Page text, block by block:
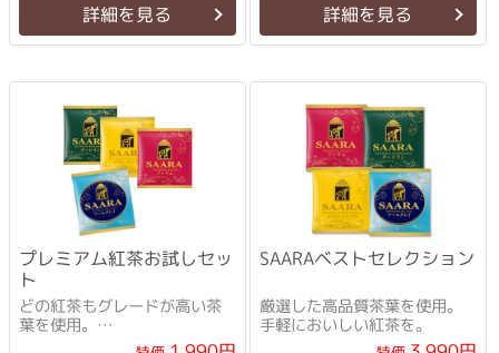
詳細を見る 詳細を見る
プレミアム紅茶お試しセッ
ト
どの紅茶もグレードが高い茶
葉を使用。
今までの紅茶にはきっと戻れ
SAARAベストセレクション
厳選した高品質茶葉を使用。
手軽においしい紅茶を。